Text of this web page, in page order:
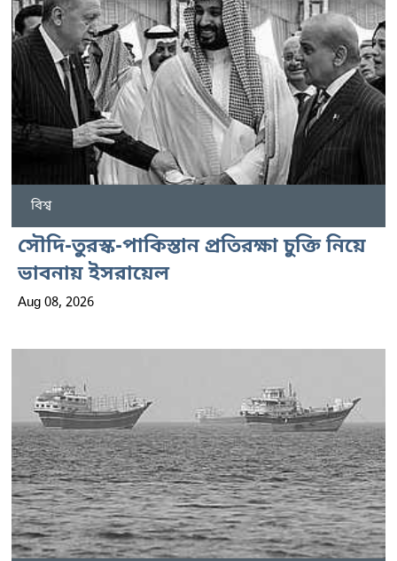
বিশ্ব
সৌদি-তুরস্ক-পাকিস্তান প্রতিরক্ষা চুক্তি নিয়ে
ভাবনায় ইসরায়েল
Aug 08, 2026